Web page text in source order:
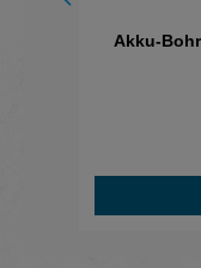
Akku-